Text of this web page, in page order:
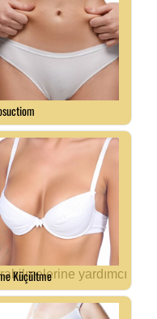
cerrahi
genellikle sigorta
hastaların
ve finansal
önemlidir. Çoğu
planları sunarak,
yardımcı